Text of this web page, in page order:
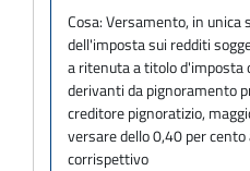
Cosa:Versamento, in unica
dell'imposta sui redditi
a ritenuta a titolo
derivanti da pignoramento
creditore pignoratizio,
versare dello 0,40 per
corrispettivo